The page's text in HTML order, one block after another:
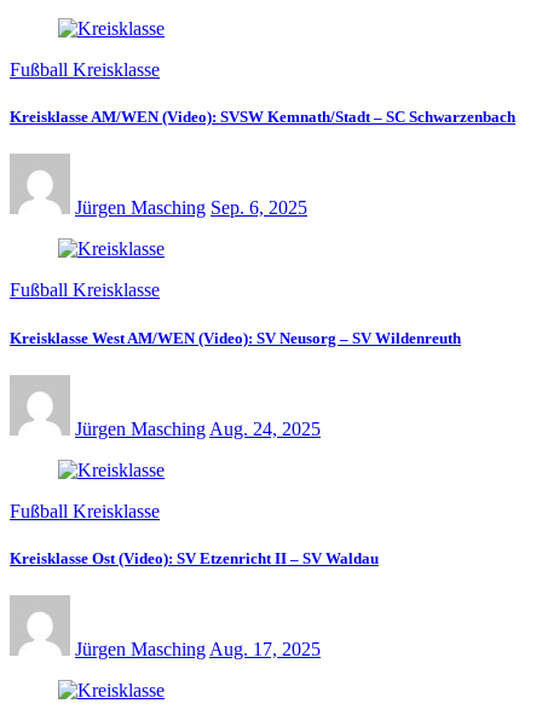
Fußball Kreisklasse
Kreisklasse AM/WEN (Video): SVSW Kemnath/Stadt – SC Schwarzenbach
Jürgen Masching Sep. 6, 2025
Fußball Kreisklasse
Kreisklasse West AM/WEN (Video): SV Neusorg – SV Wildenreuth
Jürgen Masching Aug. 24, 2025
Fußball Kreisklasse
Kreisklasse Ost (Video): SV Etzenricht II – SV Waldau
Jürgen Masching Aug. 17, 2025